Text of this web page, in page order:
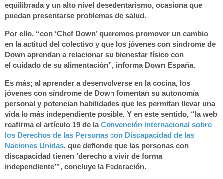
equilibrada y un alto nivel desedentarismo, ocasiona que
puedan presentarse problemas de salud.
Por ello, “con ‘Chef Down’ queremos promover un cambio
en la actitud del colectivo y que los jóvenes con síndrome de
Down aprendan a relacionar su bienestar físico con
el cuidado de su alimentación”, informa Down España.
Es más; al aprender a desenvolverse en lacocina, los
jóvenes con síndrome de Down fomentan su autonomía
personal y potencian habilidades que les permitan llevar una
vida lo más independiente posible. Y en este sentido, “la web
reafirma el artículo 19 de laConvención Internacional sobre
los Derechos de las Personas con Discapacidad de las
Naciones Unidas, que defiende que las personas con
discapacidad tienen ‘derecho avivir de forma
independiente’”, concluye la Federación.